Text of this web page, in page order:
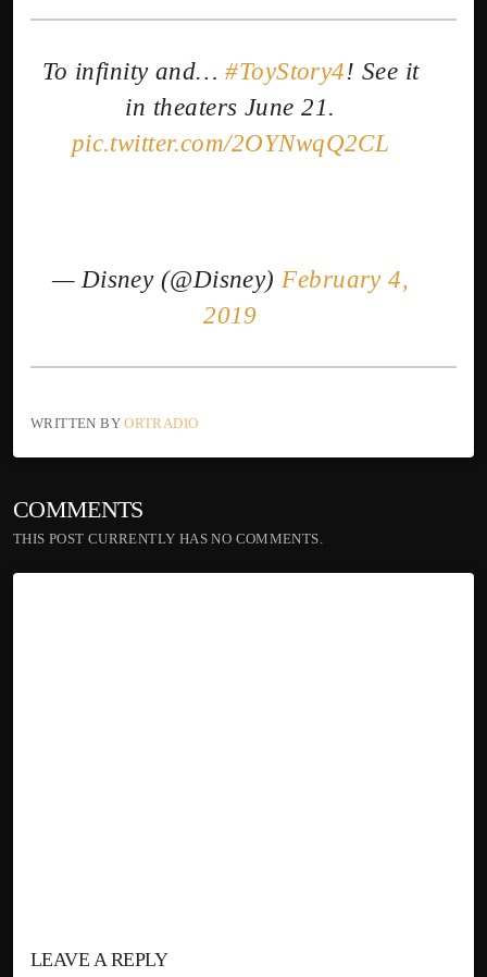
To infinity and…#ToyStory4! See it
in theaters June 21.
pic.twitter.com/2OYNwqQ2CL
— Disney (@Disney) February 4,
2019
WRITTEN BYORTRADIO
COMMENTS
THIS POST CURRENTLY HAS NO COMMENTS.
LEAVE A REPLY